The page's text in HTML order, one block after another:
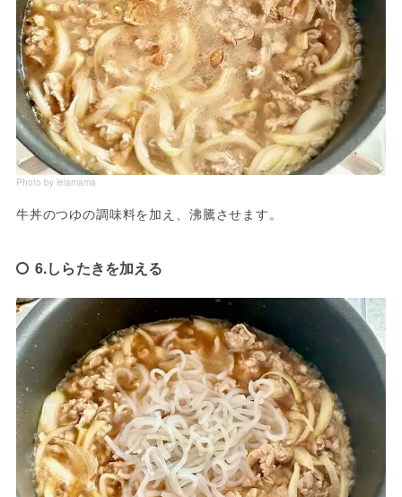
Photo by leiamama
牛丼のつゆの調味料を加え、沸騰させます。
6.しらたきを加える